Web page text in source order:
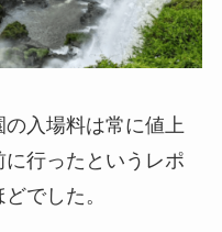
入場料は常に値上
行ったというレポ
でした。